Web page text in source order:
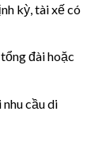
kỳ, tài xế có
đài hoặc
cầu di